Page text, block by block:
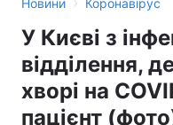
Новини Коронавірус
У Києві з
відділення,
хворі на
пацієнт